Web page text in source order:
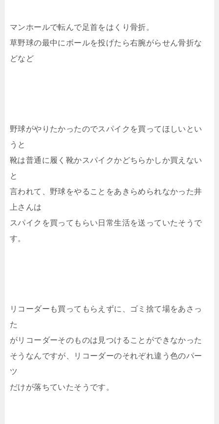
マンホールで転んで足首をはくり骨折。
草野球の最中にボールを投げたら右腕がらせん骨折な
どなど
野球がやりたかったのでスパイクを買ってほしいとい
うと
靴は普通に履く靴かスパイクかどちらかしか買えない
と
言われて、野球をやることをあきらめられなかった井
上さんは
スパイクを買ってもらい日常生活を送っていたそうで
す。
リコーダーも買ってもらえずに、ゴミ捨て場をあさっ
た
がリコーダーそのものは見つけることができなかった
そうなんですが、リコーダーのそれぞれ違う色のパー
ツ
だけが落ちていたそうです。